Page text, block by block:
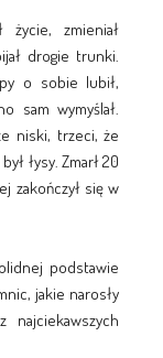
życie, zmieniał
drogie trunki.
o sobie lubił,
sam wymyślał.
niski, trzeci, że
łysy. Zmarł 20
zakończył się w
podstawie
jakie narosły